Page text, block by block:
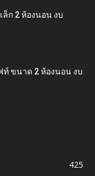
ก 2 ห้องนอน งบ
ขนาด 2 ห้องนอน งบ
425